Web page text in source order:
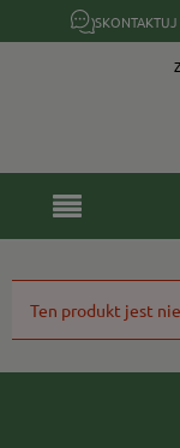
Ten produkt jest